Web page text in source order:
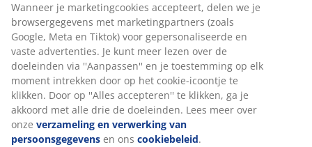
Wanneer je marketingcookies accepteert, delen we je
browsergegevens met marketingpartners (zoals
Google, Meta en Tiktok) voor gepersonaliseerde en
vaste advertenties. Je kunt meer lezen over de
doeleinden via ''Aanpassen'' en je toestemming op elk
moment intrekken door op het cookie-icoontje te
klikken. Door op ''Alles accepteren'' te klikken, ga je
akkoord met alle drie de doeleinden. Lees meer over
onze verzameling en verwerking van
persoonsgegevens en ons cookiebeleid.